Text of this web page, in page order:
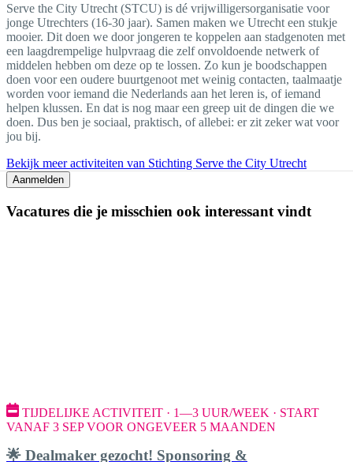
Serve the City Utrecht (STCU) is dé vrijwilligersorganisatie voor
jonge Utrechters (16-30 jaar). Samen maken we Utrecht een stukje
mooier. Dit doen we door jongeren te koppelen aan stadgenoten met
een laagdrempelige hulpvraag die zelf onvoldoende netwerk of
middelen hebben om deze op te lossen. Zo kun je boodschappen
doen voor een oudere buurtgenoot met weinig contacten, taalmaatje
worden voor iemand die Nederlands aan het leren is, of iemand
helpen klussen. En dat is nog maar een greep uit de dingen die we
doen. Dus ben je sociaal, praktisch, of allebei: er zit zeker wat voor
jou bij.
Bekijk meer activiteiten van Stichting Serve the City Utrecht
Aanmelden
Vacatures die je misschien ook interessant vindt
TIJDELIJKE ACTIVITEIT · 1—3 UUR/WEEK · START
VANAF 3 SEP VOOR ONGEVEER 5 MAANDEN
🌟 Dealmaker gezocht! Sponsoring &